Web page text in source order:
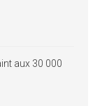
aux 30 000